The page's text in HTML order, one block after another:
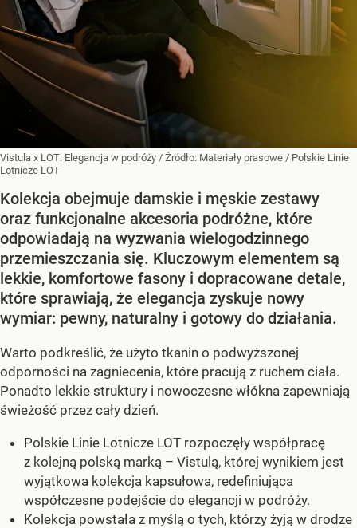
Vistula x LOT: Elegancja w podróży / Źródło: Materiały prasowe / Polskie Linie
Lotnicze LOT
Kolekcja obejmuje damskie i męskie zestawy
oraz funkcjonalne akcesoria podróżne, które
odpowiadają na wyzwania wielogodzinnego
przemieszczania się. Kluczowym elementem są
lekkie, komfortowe fasony i dopracowane detale,
które sprawiają, że elegancja zyskuje nowy
wymiar: pewny, naturalny i gotowy do działania.
Warto podkreślić, że użyto tkanin o podwyższonej
odporności na zagniecenia, które pracują z ruchem ciała.
Ponadto lekkie struktury i nowoczesne włókna zapewniają
świeżość przez cały dzień.
Polskie Linie Lotnicze LOT rozpoczęły współpracę
z kolejną polską marką – Vistulą, której wynikiem jest
wyjątkowa kolekcja kapsułowa, redefiniująca
współczesne podejście do elegancji w podróży.
Kolekcja powstała z myślą o tych, którzy żyją w drodze